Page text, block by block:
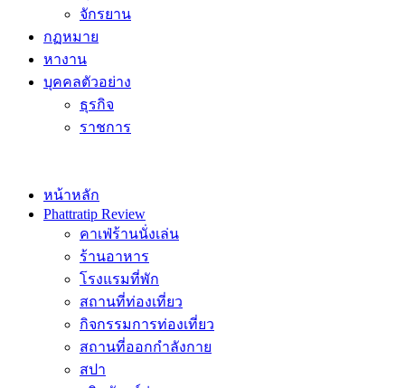
จักรยาน
กฏหมาย
หางาน
บุคคลตัวอย่าง
ธุรกิจ
ราชการ
หน้าหลัก
Phattratip Review
คาเฟ่ร้านนั่งเล่น
ร้านอาหาร
โรงแรมที่พัก
สถานที่ท่องเที่ยว
กิจกรรมการท่องเที่ยว
สถานที่ออกกำลังกาย
สปา